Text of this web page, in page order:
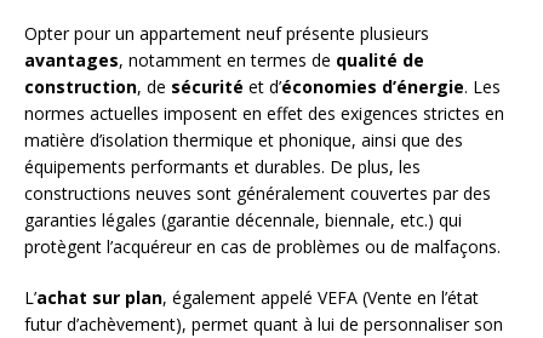
Opter pour un appartement neuf présente plusieurs
avantages, notamment en termes de qualité de
construction, de sécurité et d’économies d’énergie. Les
normes actuelles imposent en effet des exigences strictes en
matière d’isolation thermique et phonique, ainsi que des
équipements performants et durables. De plus, les
constructions neuves sont généralement couvertes par des
garanties légales (garantie décennale, biennale, etc.) qui
protègent l’acquéreur en cas de problèmes ou de malfaçons.
L’achat sur plan, également appelé VEFA (Vente en l’état
futur d’achèvement), permet quant à lui de personnaliser son